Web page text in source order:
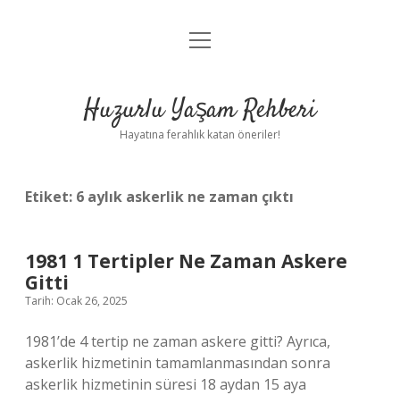
Anasayfa
Yasal Uyarı
menüyü
Huzurlu Yaşam Rehberi
Hayatına ferahlık katan öneriler!
Etiket: 6 aylık askerlik ne zaman çıktı
1981 1 Tertipler Ne Zaman Askere
Gitti
Tarih: Ocak 26, 2025
1981’de 4 tertip ne zaman askere gitti? Ayrıca,
askerlik hizmetinin tamamlanmasından sonra
askerlik hizmetinin süresi 18 aydan 15 aya